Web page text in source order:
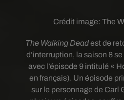
Crédit image: The
The Walking Deadest de
d’interruption, la saison 8
avec l’épisode 9 intitulé «
en français). Un épisode
sur le personnage de Carl